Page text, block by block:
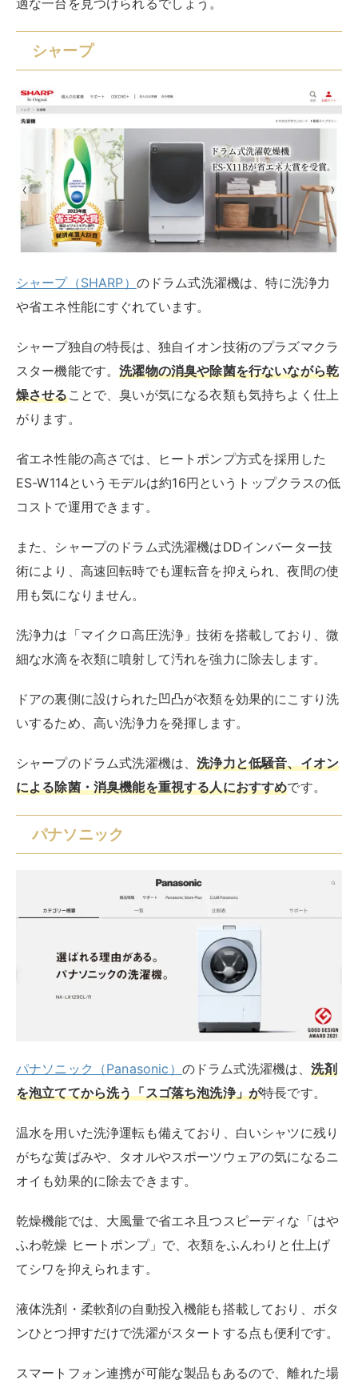
シャープのドラム式洗濯機は、洗浄力と低騒音、イオン
による除菌・消臭機能を重視する人におすすめ
パナソニック
温水を用いた洗浄運転も備えており、白いシャツに残り
がちな黄ばみや、タオルやスポーツウェアの気になるニ
乾燥機能では、大風量で省エネ且つスピーディな「はや
ふわ乾燥 ヒートポンプ」で、衣類をふんわりと仕上げ
液体洗剤・柔軟剤の自動投入機能も搭載しており、ボタ
ンひとつ押すだけで洗濯がスタートする点も便利です。
スマートフォン連携が可能な製品もあるので、離れた場
所からの操作で帰宅にあわせて洗濯を終了させる便利な
デザイン面においても美しく使いやすいデザインで、サ
東芝
東芝（TOSHIBA）
のドラム式洗濯機は、「抗菌ウルト
ラファインバブル洗浄W技術」が最大の特長です。
洗剤を繊維の奥まで浸透させ、頑固な汚れを落として臭
いを防ぎます。洗濯時にAg+抗菌水を使用することで、
トです。
液体洗剤と柔軟剤の自動投入機能も搭載されており、適
大容量のモデルでは、洗濯容量12kgまで展開されてい
るので、毛布などの大きな洗濯物もまとめて洗えて便利
本体には低振動・低騒音設計を採用しているため、深夜
約29dB、脱水時は約37dBと静音運転が特徴です。